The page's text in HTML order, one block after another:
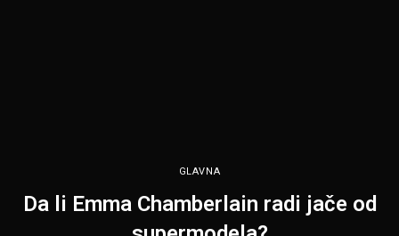
GLAVNA
Da li Emma Chamberlain radi jače od